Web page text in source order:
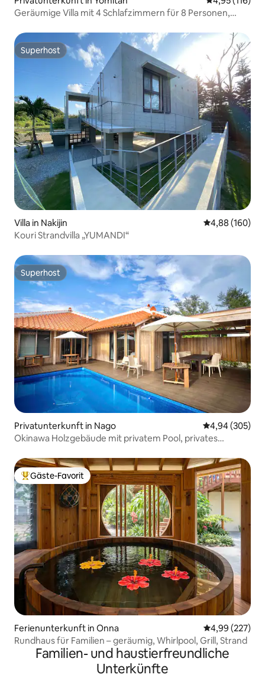
Geräumige Villa mit 4 Schlafzimmern für 8 Personen,
Superhost
Superhost
Villa in Nakijin
4,88 (160)
Kouri Strandvilla „YUMANDI“
Superhost
Superhost
Privatunterkunft in Nago
4,94 (305)
Okinawa Holzgebäude mit privatem Pool, privates
Beliebter Gäste-Favorit.
Gäste-Favorit
Ferienunterkunft in Onna
4,99 (227)
Rundhaus für Familien – geräumig, Whirlpool, Grill, Strand
Familien- und haustierfreundliche
Unterkünfte